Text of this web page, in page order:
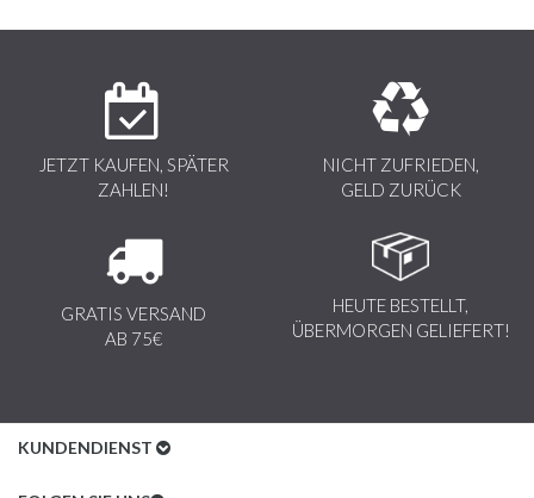
JETZT KAUFEN, SPÄTER
ZAHLEN!
NICHT ZUFRIEDEN,
GELD ZURÜCK
GRATIS VERSAND
AB 75€
HEUTE BESTELLT,
ÜBERMORGEN GELIEFERT!
KUNDENDIENST
Kundenservice